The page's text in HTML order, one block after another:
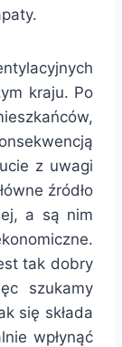
kraju. Po
z uwagi
źródło
a są nim
tak dobry
szukamy
się składa
wpłynąć